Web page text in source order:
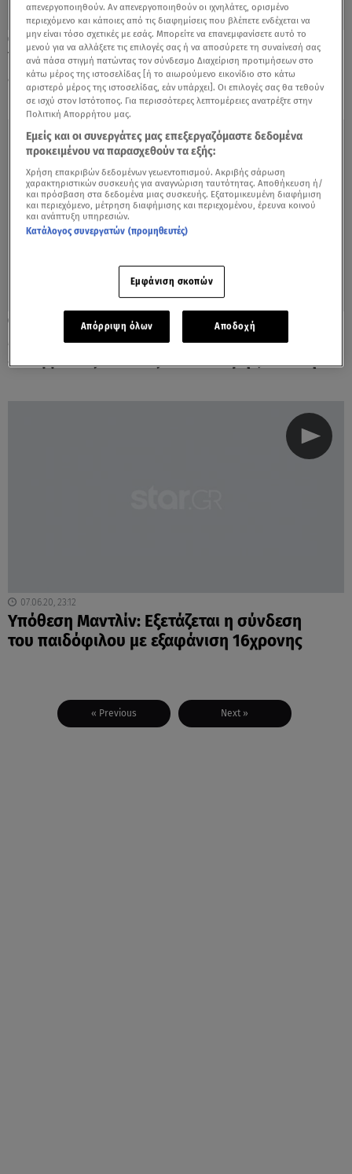
17.06.20, 11:33
Υπόθεση Μαντλίν: Κοριτσίστικα μαγιό και
8.000 εικόνες παιδικής πορνογραφίας
Μαντλίν: Τα γυρίζει ο Γερμανός
εισαγγελέας - «Ίσως είναι ακόμη ζωντανή»
07.06.20, 23:12
Υπόθεση Μαντλίν: Εξετάζεται η σύνδεση
του παιδόφιλου με εξαφάνιση 16χρονης
« Previous Next »
απενεργοποιηθούν. Αν απενεργοποιηθούν οι ιχνηλάτες, ορισμένο
περιεχόμενο και κάποιες από τις διαφημίσεις που βλέπετε ενδέχεται να
μην είναι τόσο σχετικές με εσάς. Μπορείτε να επανεμφανίσετε αυτό το
μενού για να αλλάξετε τις επιλογές σας ή να αποσύρετε τη συναίνεσή σας
ανά πάσα στιγμή πατώντας τον σύνδεσμο Διαχείριση προτιμήσεων στο
κάτω μέρος της ιστοσελίδας [ή το αιωρούμενο εικονίδιο στο κάτω
αριστερό μέρος της ιστοσελίδας, εάν υπάρχει]. Οι επιλογές σας θα τεθούν
σε ισχύ στον Ιστότοπος. Για περισσότερες λεπτομέρειες ανατρέξτε στην
Πολιτική Απορρήτου μας.
Εμείς και οι συνεργάτες μας επεξεργαζόμαστε δεδομένα
προκειμένου να παρασχεθούν τα εξής:
Χρήση επακριβών δεδομένων γεωεντοπισμού. Ακριβής σάρωση
χαρακτηριστικών συσκευής για αναγνώριση ταυτότητας. Αποθήκευση ή/
και πρόσβαση στα δεδομένα μιας συσκευής. Εξατομικευμένη διαφήμιση
και περιεχόμενο, μέτρηση διαφήμισης και περιεχομένου, έρευνα κοινού
και ανάπτυξη υπηρεσιών.
Κατάλογος συνεργατών (προμηθευτές)
Εμφάνιση σκοπών
Απόρριψη όλων Αποδοχή